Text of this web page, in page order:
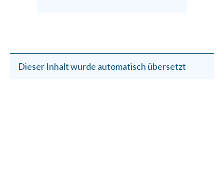
Dieser Inhalt wurde automatisch übersetzt